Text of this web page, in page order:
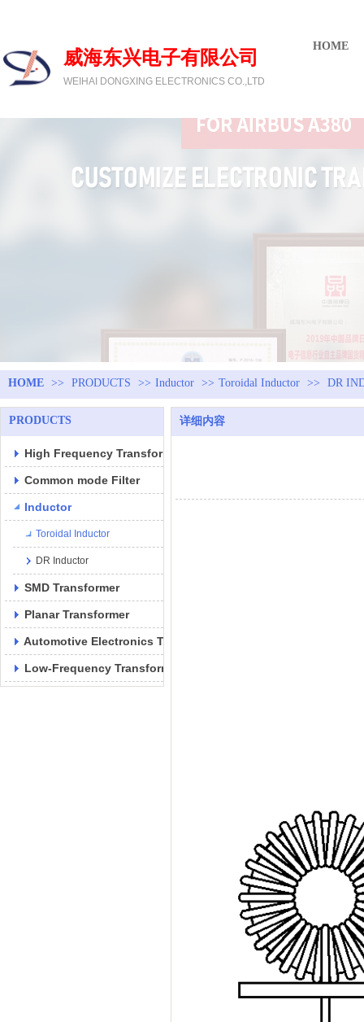
威海东兴电子有限公司
WEIHAI DONGXING ELECTRONICS CO.,LTD
HOME
HOME >> PRODUCTS >> Inductor >> Toroidal Inductor >> DR
PRODUCTS
High Frequency Transformer
Common mode Filter
Inductor
Toroidal Inductor
DR Inductor
SMD Transformer
Planar Transformer
Automotive Electronics Transformer
Low-Frequency Transformer
详细内容